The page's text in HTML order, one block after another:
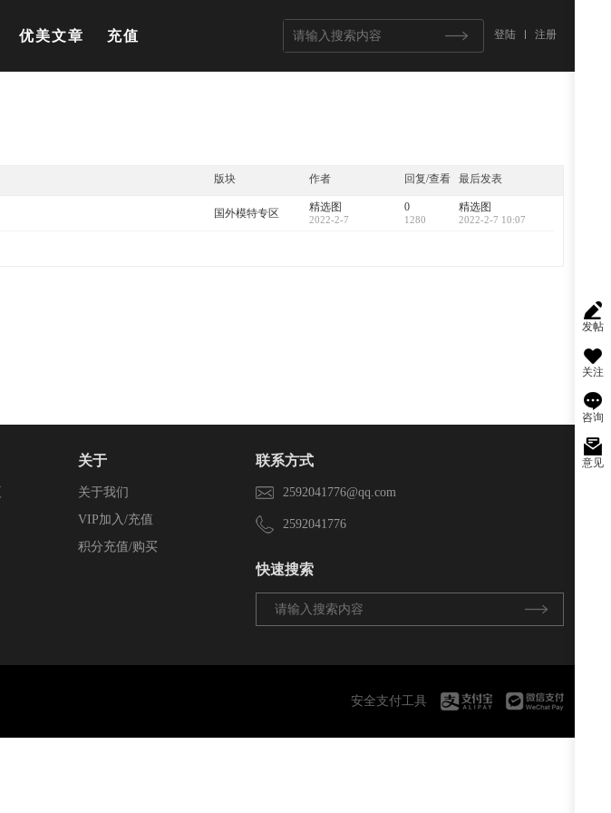
优美文章 充值 登陆 注册
发帖
关注
咨询
意见
版块 作者 回复/查看 最后发表
国外模特专区 精选图
2022-2-7
0
1280
精选图
2022-2-7 10:07
关于
关于我们
VIP加入/充值
积分充值/购买
联系方式
2592041776@qq.com
2592041776
快速搜索
安全支付工具